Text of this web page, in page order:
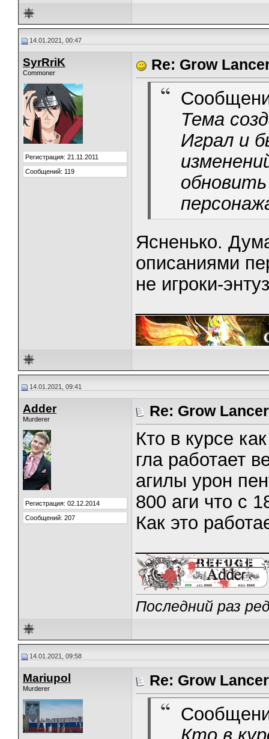
14.01.2021, 00:47
SyrRriK
Commoner
Регистрация: 21.11.2011
Сообщений: 119
Re: Grow
Тема
Играл и
Ясненько.
описаниями
не игроки-
14.01.2021, 09:41
Adder
Murderer
Регистрация: 02.12.2014
Сообщений: 207
Re: Grow Lancer
Кто в курсе
гла работает
агилы урон
800 аги что с
Как это
Последний раз
14.01.2021, 09:58
Mariupol
Murderer Re: Grow Lancer